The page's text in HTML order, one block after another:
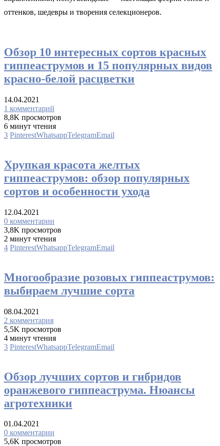
оттенков, шедевры и творения селекционеров.
Обзор 10 интересных сортов красных
гиппеаструмов и 15 популярных видов
красно-белой расцветки
14.04.2021
1 комментарий
8,8K просмотров
6 минут чтения
3 PinterestWhatsappTelegramEmail
Хрупкая красота желтых
гиппеаструмов: обзор популярных
сортов и особенности ухода
12.04.2021
0 комментарии
3,8K просмотров
2 минут чтения
4 PinterestWhatsappTelegramEmail
Многообразие розовых гиппеаструмов:
выбираем лучшие сорта
08.04.2021
2 комментария
5,5K просмотров
4 минут чтения
3 PinterestWhatsappTelegramEmail
Обзор лучших сортов и гибридов
оранжевого гиппеаструма. Нюансы
агротехники
01.04.2021
0 комментарии
5,6K просмотров